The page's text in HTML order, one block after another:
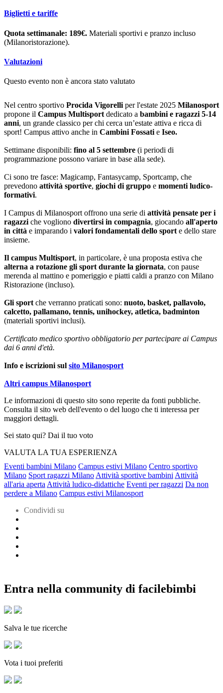
Biglietti e tariffe
Quota settimanale: 189€. Materiali sportivi e pranzo incluso
(Milanoristorazione).
Valutazioni
Questo evento non è ancora stato valutato
Nel centro sportivo Procida Vigorelli per l'estate 2025 Milanosport
propone il Campus Multisport dedicato a bambini e ragazzi 5-14
anni, un grande classico per chi cerca un’estate attiva e ricca di
sport! Campus attivo anche in Cambini Fossati e Iseo.
Settimane disponibili: fino al 5 settembre (i periodi di
programmazione possono variare in base alla sede).
Ci sono tre fasce: Magicamp, Fantasycamp, Sportcamp, che
prevedono attività sportive, giochi di gruppo e momenti ludico-
formativi.
I Campus di Milanosport offrono una serie di attività pensate per i
ragazzi che vogliono divertirsi in compagnia, giocando all'aperto
in città e imparando i valori fondamentali dello sport e dello stare
insieme.
Il campus Multisport, in particolare, è una proposta estiva che
alterna a rotazione gli sport durante la giornata, con pause
merenda al mattino e pomeriggio e piatti caldi a pranzo con Milano
Ristorazione (incluso).
Gli sport che verranno praticati sono: nuoto, basket, pallavolo,
calcetto, pallamano, tennis, unihockey, atletica, badminton
(materiali sportivi inclusi).
Certificato medico sportivo obbligatorio per partecipare ai Campus
dai 6 anni d'età.
Info e iscrizioni sul sito Milanosport
Altri campus Milanosport
Le informazioni di questo sito sono reperite da fonti pubbliche.
Consulta il sito web dell'evento o del luogo che ti interessa per
maggiori dettagli.
Sei stato qui? Dai il tuo voto
VALUTA LA TUA ESPERIENZA
Eventi bambini Milano Campus estivi Milano Centro sportivo
Milano Sport ragazzi Milano Attività sportive bambini Attività
all'aria aperta Attività ludico-didattiche Eventi per ragazzi Da non
perdere a Milano Campus estivi Milanosport
Condividi su
Entra nella community di facilebimbi
Salva le tue ricerche
Vota i tuoi preferiti